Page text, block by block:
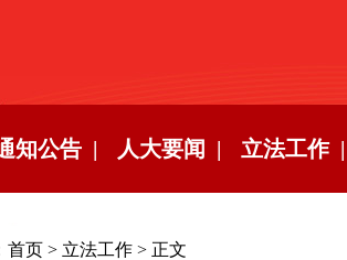
知公告 | 人大要闻 | 立法工作 |
首页 > 立法工作 > 正文